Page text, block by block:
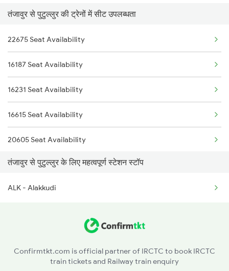
तंजावुर से पुटुल्लुर की ट्रेनों में सीट उपलब्धता
22675 Seat Availability
16187 Seat Availability
16231 Seat Availability
16615 Seat Availability
20605 Seat Availability
तंजावुर से पुटुल्लुर के लिए महत्वपूर्ण स्टेशन स्टॉप
ALK - Alakkudi
Confirmtkt.com is official partner of IRCTC to book IRCTC
train tickets and Railway train enquiry